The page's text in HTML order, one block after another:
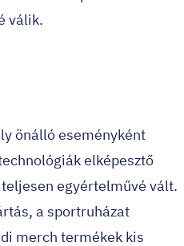
válik.
önálló eseményként
elképesztő
egyértelművé vált.
a sportruházat
merch termékek kis